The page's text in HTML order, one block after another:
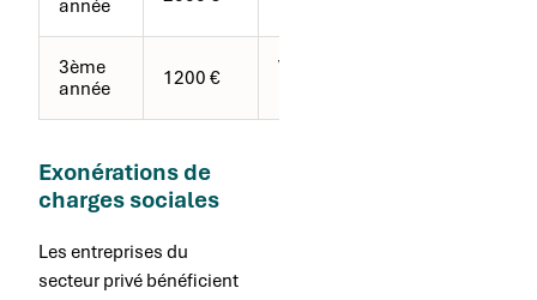
année
3ème
année
1200 €
Versement
Exonérations de
charges sociales
Les entreprises du
secteur privé bénéficient